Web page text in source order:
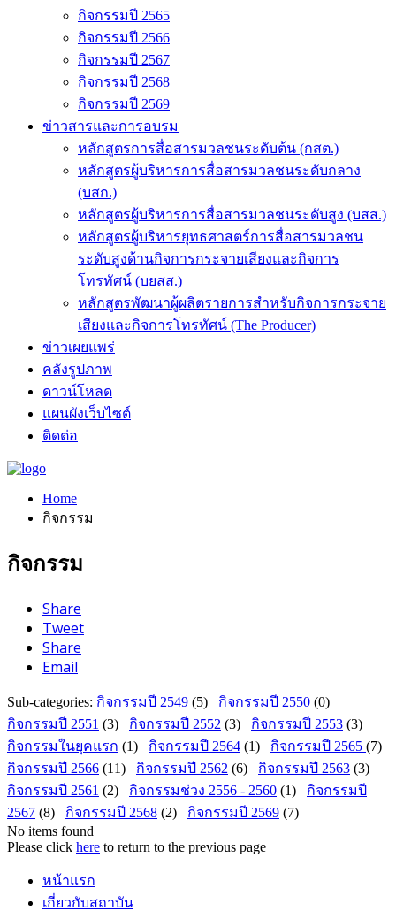
กิจกรรมปี 2565
กิจกรรมปี 2566
กิจกรรมปี 2567
กิจกรรมปี 2568
กิจกรรมปี 2569
ข่าวสารและการอบรม
หลักสูตรการสื่อสารมวลชนระดับต้น (กสต.)
หลักสูตรผู้บริหารการสื่อสารมวลชนระดับกลาง
(บสก.)
หลักสูตรผู้บริหารการสื่อสารมวลชนระดับสูง (บสส.)
หลักสูตรผู้บริหารยุทธศาสตร์การสื่อสารมวลชน
ระดับสูงด้านกิจการกระจายเสียงและกิจการ
โทรทัศน์ (บยสส.)
หลักสูตรพัฒนาผู้ผลิตรายการสำหรับกิจการกระจาย
เสียงและกิจการโทรทัศน์ (The Producer)
ข่าวเผยแพร่
คลังรูปภาพ
ดาวน์โหลด
แผนผังเว็บไซต์
ติดต่อ
Home
กิจกรรม
กิจกรรม
Share
Tweet
Share
Email
Sub-categories: กิจกรรมปี 2549 (5) กิจกรรมปี 2550 (0)
กิจกรรมปี 2551 (3) กิจกรรมปี 2552 (3) กิจกรรมปี 2553 (3)
กิจกรรมในยุคแรก (1) กิจกรรมปี 2564 (1) กิจกรรมปี 2565 (7)
กิจกรรมปี 2566 (11) กิจกรรมปี 2562 (6) กิจกรรมปี 2563 (3)
กิจกรรมปี 2561 (2) กิจกรรมช่วง 2556 - 2560 (1)
กิจกรรมปี
2567 (8) กิจกรรมปี 2568 (2) กิจกรรมปี 2569 (7)
No items found
Please click here to return to the previous page
หน้าแรก
เกี่ยวกับสถาบัน